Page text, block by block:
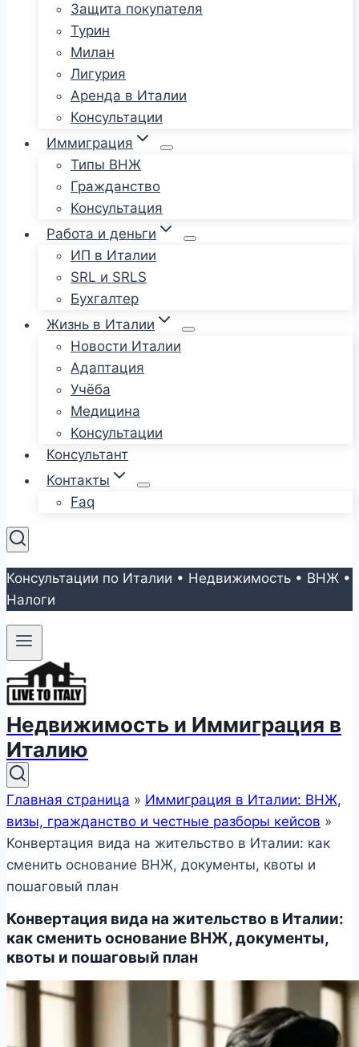
Защита покупателя
Турин
Милан
Лигурия
Аренда в Италии
Консультации
Иммиграция
Типы ВНЖ
Гражданство
Консультация
Работа и деньги
ИП в Италии
SRL и SRLS
Бухгалтер
Жизнь в Италии
Новости Италии
Адаптация
Учёба
Медицина
Консультации
Консультант
Контакты
Faq
Консультации по Италии • Недвижимость • ВНЖ •
Налоги
Недвижимость и Иммиграция в
Италию
Главная страница » Иммиграция в Италии: ВНЖ,
визы, гражданство и честные разборы кейсов »
Конвертация вида на жительство в Италии: как
сменить основание ВНЖ, документы, квоты и
пошаговый план
Конвертация вида на жительство в Италии:
как сменить основание ВНЖ, документы,
квоты и пошаговый план